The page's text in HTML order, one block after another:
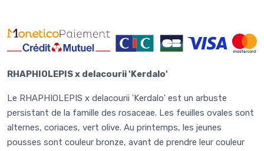
RHAPHIOLEPIS x delacourii 'Kerdalo'
Le RHAPHIOLEPIS x delacourii 'Kerdalo' est un arbuste
persistant de la famille des rosaceae. Les feuilles ovales sont
alternes, coriaces, vert olive. Au printemps, les jeunes
pousses sont couleur bronze, avant de prendre leur couleur